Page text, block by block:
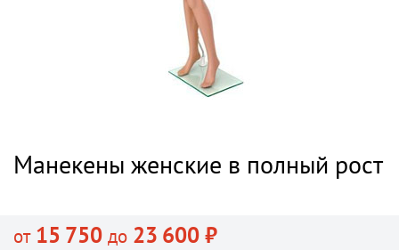
Манекены женские в полный рост
от15 750 до 23 600 ₽